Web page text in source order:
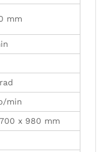
mm
min
700 x 980 mm